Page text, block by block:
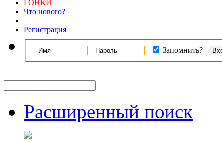
ГОНКИ
Что нового?
Регистрация
Запомнить?
Расширенный поиск